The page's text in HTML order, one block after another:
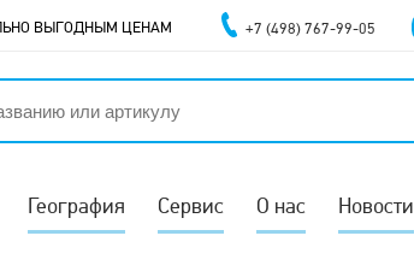
География Сервис О нас Новости
ВЫГОДНЫМ ЦЕНАМ +7 (498) 767-99-05